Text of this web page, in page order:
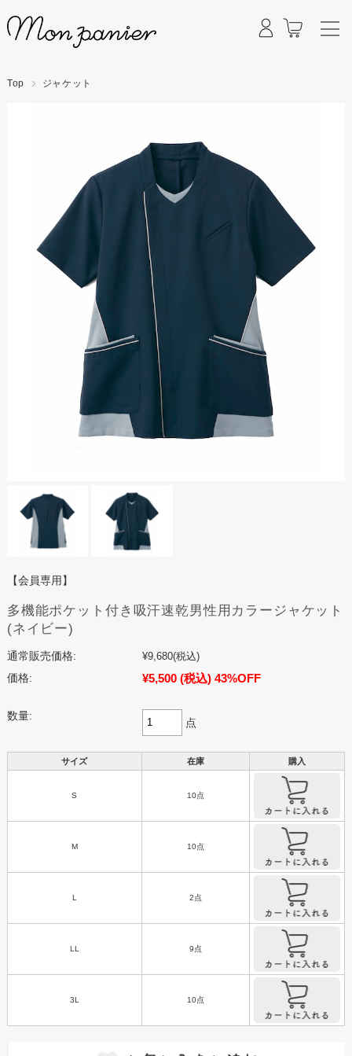
マイページ カート
Top ジャケット
【会員専用】
多機能ポケット付き吸汗速乾男性用カラージャケット
(ネイビー)
通常販売価格: ¥9,680(税込)
価格:
¥5,500 (税込) 43%OFF
数量:
点
サイズ 在庫 購入
S 10点
M 10点
L 2点
LL 9点
3L 10点